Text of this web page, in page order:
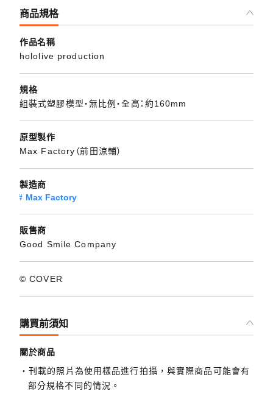
商品規格
作品名稱
hololive production
規格
組裝式塑膠模型・無比例・全高：約160mm
原型製作
Max Factory（前田涼輔）
製造商
Max Factory
販售商
Good Smile Company
© COVER
購買前須知
關於商品
刊載的照片為使用樣品進行拍攝，與實際商品可能會有
部分規格不同的情況。